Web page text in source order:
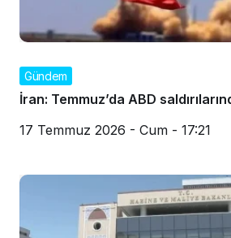
Gündem
İran: Temmuz’da ABD
17 Temmuz 2026 - Cum - 17:21